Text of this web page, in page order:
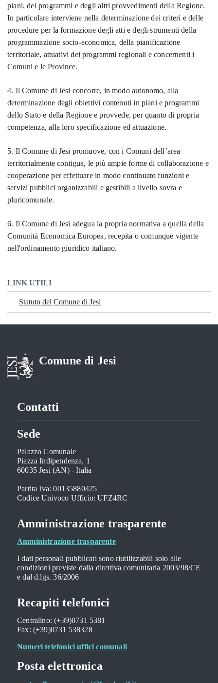
piani, dei programmi e degli altri provvedimenti della Regione.
In particolare interviene nella determinazione dei criteri e delle
procedure per la formazione degli atti e degli strumenti della
programmazione socio-economica, della pianificazione
territoriale, attuativi dei programmi regionali e concernenti i
Comuni e le Province.
4. Il Comune di Jesi concorre, in modo autonomo, alla
determinazione degli obiettivi contenuti in piani e programmi
dello Stato e della Regione e provvede, per quanto di propria
competenza, alla loro specificazione ed attuazione.
5. Il Comune di Jesi promuove, con i Comuni dell’area
territorialmente contigua, le più ampie forme di collaborazione e
cooperazione per effettuare in modo continuato funzioni e
servizi pubblici organizzabili e gestibili a livello sovra e
pluricomunale.
6. Il Comune di Jesi adegua la propria normativa a quella della
Comunità Economica Europea, recepita o comunque vigente
nell'ordinamento giuridico italiano.
LINK UTILI
Statuto del Comune di Jesi
Comune di Jesi
Contatti
Sede
Palazzo Comunale
Piazza Indipendenza, 1
60035 Jesi (AN) - Italia
Partita Iva: 00135880425
Codice Univoco Ufficio: UFZ4RC
Amministrazione trasparente
Amministrazione trasparente
I dati personali pubblicati sono riutilizzabili solo alle
condizioni previste dalla direttiva comunitaria 2003/98/CE
e dal d.lgs. 36/2006
Recapiti telefonici
Centralino: (+39)0731 5381
Fax: (+39)0731 538328
Numeri telefonici uffici comunali
Posta elettronica